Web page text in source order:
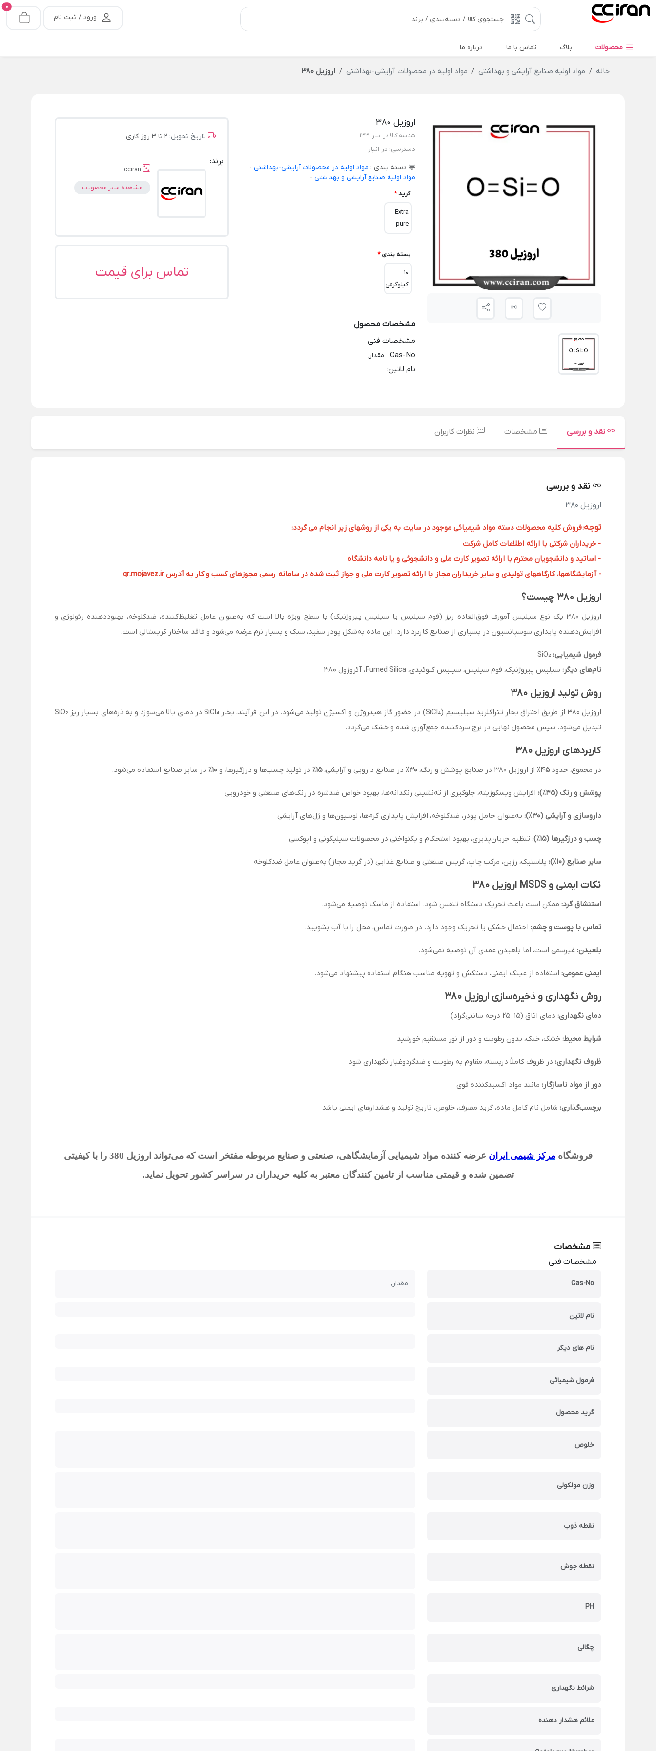
ورود / ثبت نام
0
محصولات بلاگ تماس با ما درباره ما
خانه مواد اولیه صنایع آرایشی و بهداشتی مواد اولیه در محصولات آرایشی-بهداشتی اروزیل 380
اروزیل 380
شناسه کالا در انبار: 133
دسترسی: در انبار
دسته بندی : مواد اولیه در محصولات آرایشی-بهداشتی -
مواد اولیه صنایع آرایشی و بهداشتی -
گرید*
Extra
pure
بسته بندی *
10
کیلوگرمی
مشخصات محصول
مشخصات فنی
Cas-No
: مقدار,
نام لاتین:
تاریخ تحویل: 2 تا 3 روز کاری
برند:
cciran
مشاهده سایر محصولات
تماس برای قیمت
نقد و بررسی مشخصات نظرات کاربران
نقد و بررسی
اروزیل 380
توجه:فروش کلیه محصولات دسته مواد شیمیائی موجود در سایت به یکی از روشهای زیر انجام می گردد:
- خریداران شرکتی با ارائه اطلاعات کامل شرکت
- اساتید و دانشجویان محترم با ارائه تصویر کارت ملی و دانشجوئی و یا نامه دانشگاه
- آزمایشگاهها، کارگاههای تولیدی و سایر خریداران مجاز با ارائه تصویر کارت ملی و جواز ثبت شده در سامانه رسمی مجوزهای کسب و کار به آدرس qr.mojavez.ir
اروزیل ۳۸۰ چیست؟
اروزیل ۳۸۰ یک نوع سیلیس آمورف فوق‌العاده ریز (فوم سیلیس یا سیلیس پیروژنیک) با سطح ویژه بالا است که به‌عنوان عامل تغلیظ‌کننده، ضدکلوخه، بهبوددهنده رئولوژی و
افزایش‌دهنده پایداری سوسپانسیون در بسیاری از صنایع کاربرد دارد. این ماده به‌شکل پودر سفید، سبک و بسیار نرم عرضه می‌شود و فاقد ساختار کریستالی است.
فرمول شیمیایی:
نام‌های دیگر: سیلیس پیروژنیک، فوم سیلیس، سیلیس کلوئیدی، Fumed Silica، آئروزول ۳۸۰
روش تولید اروزیل ۳۸۰
اروزیل ۳۸۰ از طریق احتراق بخار تتراکلرید سیلیسیم (SiCl₄) در حضور گاز هیدروژن و اکسیژن تولید می‌شود. در این فرآیند، بخار SiCl₄ در دمای بالا می‌سوزد و به ذره‌های بسیار ریز SiO₂
تبدیل می‌شود. سپس محصول نهایی در برج سردکننده جمع‌آوری شده و خشک می‌گردد.
کاربردهای اروزیل ۳۸۰
در مجموع، حدود۴۵٪ از اروزیل ۳۸۰ در صنایع پوشش و رنگ، ۳۰٪ در صنایع دارویی و آرایشی،۱۵٪ در تولید چسب‌ها و درزگیرها، و ۱۰٪ در سایر صنایع استفاده می‌شود.
پوشش و رنگ (۴۵٪): افزایش ویسکوزیته، جلوگیری از ته‌نشینی رنگدانه‌ها، بهبود خواص ضدشره در رنگ‌های صنعتی و خودرویی
داروسازی و آرایشی (۳۰٪): به‌عنوان حامل پودر، ضدکلوخه، افزایش پایداری کرم‌ها، لوسیون‌ها و ژل‌های آرایشی
چسب و درزگیرها (۱۵٪): تنظیم جریان‌پذیری، بهبود استحکام و یکنواختی در محصولات سیلیکونی و اپوکسی
سایر صنایع (۱۰٪): پلاستیک، رزین، مرکب چاپ، گریس صنعتی و صنایع غذایی (در گرید مجاز) به‌عنوان عامل ضدکلوخه
نکات ایمنی و MSDS اروزیل ۳۸۰
استنشاق گرد: ممکن است باعث تحریک دستگاه تنفس شود. استفاده از ماسک توصیه می‌شود.
تماس با پوست و چشم: احتمال خشکی یا تحریک وجود دارد. در صورت تماس، محل را با آب بشویید.
بلعیدن: غیرسمی است، اما بلعیدن عمدی آن توصیه نمی‌شود.
ایمنی عمومی: استفاده از عینک ایمنی، دستکش و تهویه مناسب هنگام استفاده پیشنهاد می‌شود.
روش نگهداری و ذخیره‌سازی اروزیل ۳۸۰
دمای نگهداری: دمای اتاق (۱۵–۲۵ درجه سانتی‌گراد)
شرایط محیط: خشک، خنک، بدون رطوبت و دور از نور مستقیم خورشید
ظروف نگهداری: در ظروف کاملاً دربسته، مقاوم به رطوبت و ضدگردوغبار نگهداری شود
دور از مواد ناسازگار: مانند مواد اکسیدکننده قوی
برچسب‌گذاری: شامل نام کامل ماده، گرید مصرف، خلوص، تاریخ تولید و هشدارهای ایمنی باشد
فروشگاه مرکز شیمی ایران عرضه کننده مواد شیمیایی آزمایشگاهی، صنعتی و صنایع مربوطه مفتخر است که می‌تواند اروزیل 380
را با کیفیتی
تضمین شده و قیمتی مناسب از تامین کنندگان معتبر به کلیه خریداران در سراسر کشور تحویل نماید.
مشخصات
مشخصات فنی
Cas-No مقدار,
نام لاتین
نام های دیگر
فرمول شیمیائی
گرید محصول
خلوص
وزن مولکولی
نقطه ذوب
نقطه جوش
PH
چگالی
شرائط نگهداری
علائم هشدار دهنده